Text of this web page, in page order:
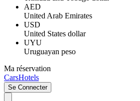
AED
United Arab Emirates
USD
United States dollar
UYU
Uruguayan peso
Ma réservation
CarsHotels
Se Connecter